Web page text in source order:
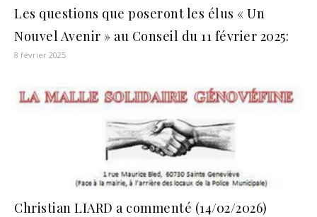
Les questions que poseront les élus « Un
Nouvel Avenir » au Conseil du 11 février 2025:
8 février 2025
Christian LIARD a commenté (14/02/2026)